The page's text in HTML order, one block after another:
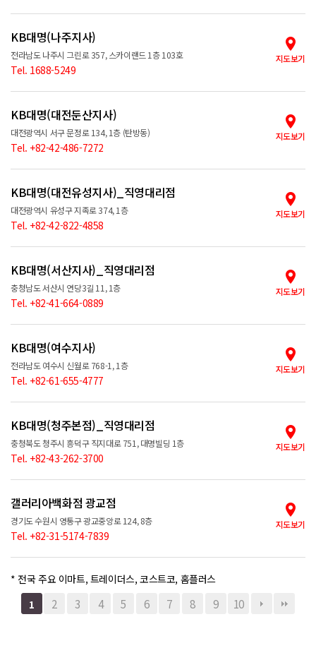
KB대명(나주지사)
지도보기
전라남도 나주시 그린로 357, 스카이랜드 1층 103호
Tel. 1688-5249
KB대명(대전둔산지사)
지도보기
대전광역시 서구 문정로 134, 1층 (탄방동)
Tel. +82-42-486-7272
KB대명(대전유성지사)_직영대리점
지도보기
대전광역시 유성구 지족로 374, 1층
Tel. +82-42-822-4858
KB대명(서산지사)_직영대리점
지도보기
충청남도 서산시 연당3길 11, 1층
Tel. +82-41-664-0889
KB대명(여수지사)
지도보기
전라남도 여수시 신월로 768-1, 1층
Tel. +82-61-655-4777
KB대명(청주본점)_직영대리점
지도보기
충청북도 청주시 흥덕구 직지대로 751, 대명빌딩 1층
Tel. +82-43-262-3700
갤러리아백화점 광교점
지도보기
경기도 수원시 영통구 광교중앙로 124, 8층
Tel. +82-31-5174-7839
* 전국 주요 이마트, 트레이더스, 코스트코, 홈플러스
1
2 3 4 5 6 7 8 9 10